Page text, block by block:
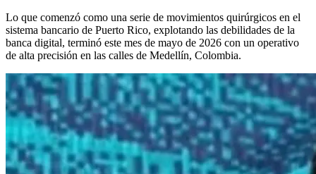
Lo que comenzó como una serie de movimientos quirúrgicos en el
sistema bancario de Puerto Rico, explotando las debilidades de la
banca digital, terminó este mes de mayo de 2026 con un operativo
de alta precisión en las calles de Medellín, Colombia.